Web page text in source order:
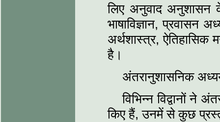
लिए अनुवाद अनुशासन
भाषाविज्ञान, प्रवासन
अर्थशास्त्र,
है।
अंतरानुशासनिक
विभिन्न विद्वानों
किए हैं, उनमें से कुछ